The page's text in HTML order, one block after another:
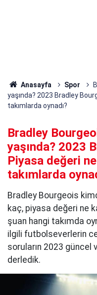
Anasayfa Spor
yaşında? 2023 Bradley
takımlarda oynadı?
Bradley
yaşında? 2023
Piyasa değeri
takımlarda
Bradley Bourgeois
kaç, piyasa değeri ne
şuan hangi takımda
ilgili futbolseverlerin
soruların 2023 güncel
derledik.